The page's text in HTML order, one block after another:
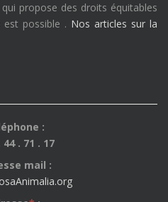
propose des droits équitables
possible . Nos articles sur la
:
44 . 71 . 17
mail :